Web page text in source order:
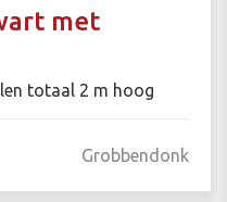
met
totaal 2 m hoog
Grobbendonk